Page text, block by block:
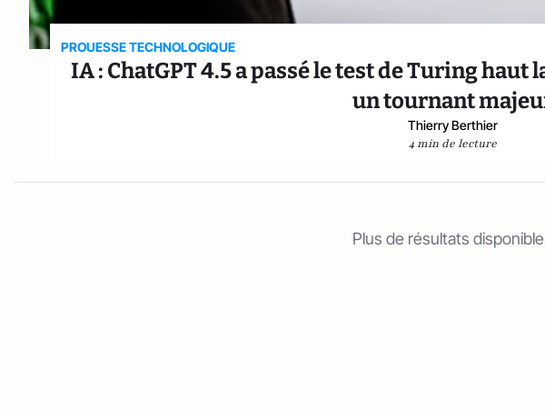
PROUESSE TECHNOLOGIQUE
IA : ChatGPT 4.5 a passé le test de Turing haut
un tournant
Thierry Berthier
4 min de lecture
Plus de résultats